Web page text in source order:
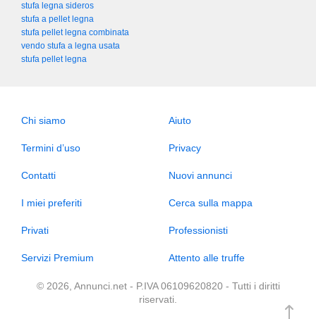
stufa legna sideros
stufa a pellet legna
stufa pellet legna combinata
vendo stufa a legna usata
stufa pellet legna
Chi siamo Aiuto
Termini d’uso Privacy
Contatti Nuovi annunci
I miei preferiti Cerca sulla mappa
Privati Professionisti
Servizi Premium Attento alle truffe
© 2026, Annunci.net - P.IVA 06109620820 - Tutti i diritti
riservati.